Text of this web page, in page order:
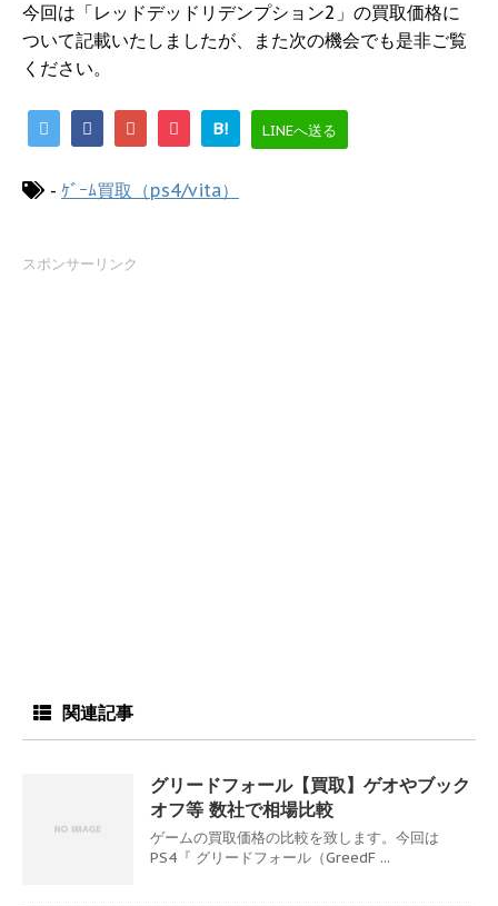
今回は「レッドデッドリデンプション2」の買取価格に
ついて記載いたしましたが、また次の機会でも是非ご覧
ください。
B! LINEへ送る
- ｹﾞｰﾑ買取（ps4/vita）
スポンサーリンク
関連記事
グリードフォール【買取】ゲオやブック
オフ等 数社で相場比較
ゲームの買取価格の比較を致します。今回は
PS4『 グリードフォール（GreedF ...